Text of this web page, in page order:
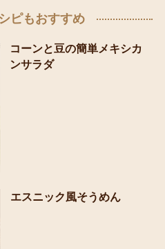
ピもおすすめ
コーンと豆の簡単メキシカ
ンサラダ
エスニック風そうめん